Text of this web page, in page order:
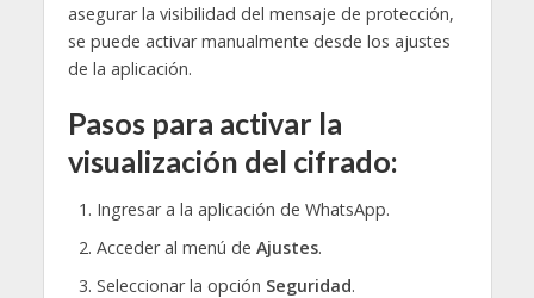
asegurar la visibilidad del mensaje de protección,
se puede activar manualmente desde los ajustes
de la aplicación.
Pasos para activar la
visualización del cifrado:
Ingresar a la aplicación de WhatsApp.
Acceder al menú de Ajustes.
Seleccionar la opción Seguridad.